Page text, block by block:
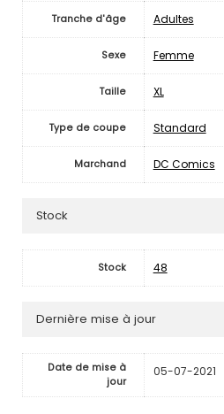
Tranche d'âge Adultes
Sexe Femme
Taille XL
Type de coupe Standard
Marchand DC Comics
Stock
Stock 48
Dernière mise à jour
Date de mise à
jour
05-07-2021